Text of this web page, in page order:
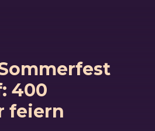
400
feiern